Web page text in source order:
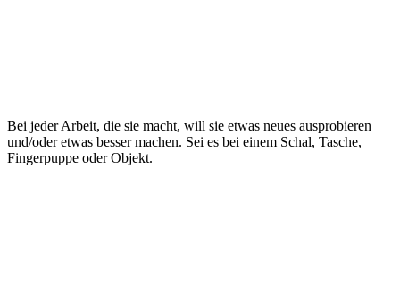
Bei jeder Arbeit, die sie macht, will sie etwas neues ausprobieren
und/oder etwas besser machen. Sei es bei einem Schal, Tasche,
Fingerpuppe oder Objekt.